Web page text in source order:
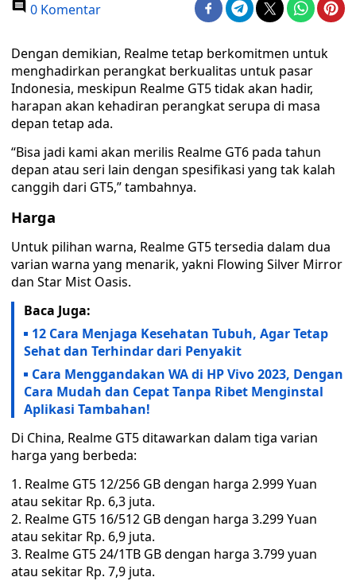
0 Komentar
Dengan demikian, Realme tetap berkomitmen untuk
menghadirkan perangkat berkualitas untuk pasar
Indonesia, meskipun Realme GT5 tidak akan hadir,
harapan akan kehadiran perangkat serupa di masa
depan tetap ada.
“Bisa jadi kami akan merilis Realme GT6 pada tahun
depan atau seri lain dengan spesifikasi yang tak kalah
canggih dari GT5,” tambahnya.
Harga
Untuk pilihan warna, Realme GT5 tersedia dalam dua
varian warna yang menarik, yakni Flowing Silver Mirror
dan Star Mist Oasis.
Baca Juga:
12 Cara Menjaga Kesehatan Tubuh, Agar Tetap
Sehat dan Terhindar dari Penyakit
Cara Menggandakan WA di HP Vivo 2023, Dengan
Cara Mudah dan Cepat Tanpa Ribet Menginstal
Aplikasi Tambahan!
Di China, Realme GT5 ditawarkan dalam tiga varian
harga yang berbeda:
Realme GT5 12/256 GB dengan harga 2.999 Yuan
atau sekitar Rp. 6,3 juta.
Realme GT5 16/512 GB dengan harga 3.299 Yuan
atau sekitar Rp. 6,9 juta.
Realme GT5 24/1TB GB dengan harga 3.799 yuan
atau sekitar Rp. 7,9 juta.